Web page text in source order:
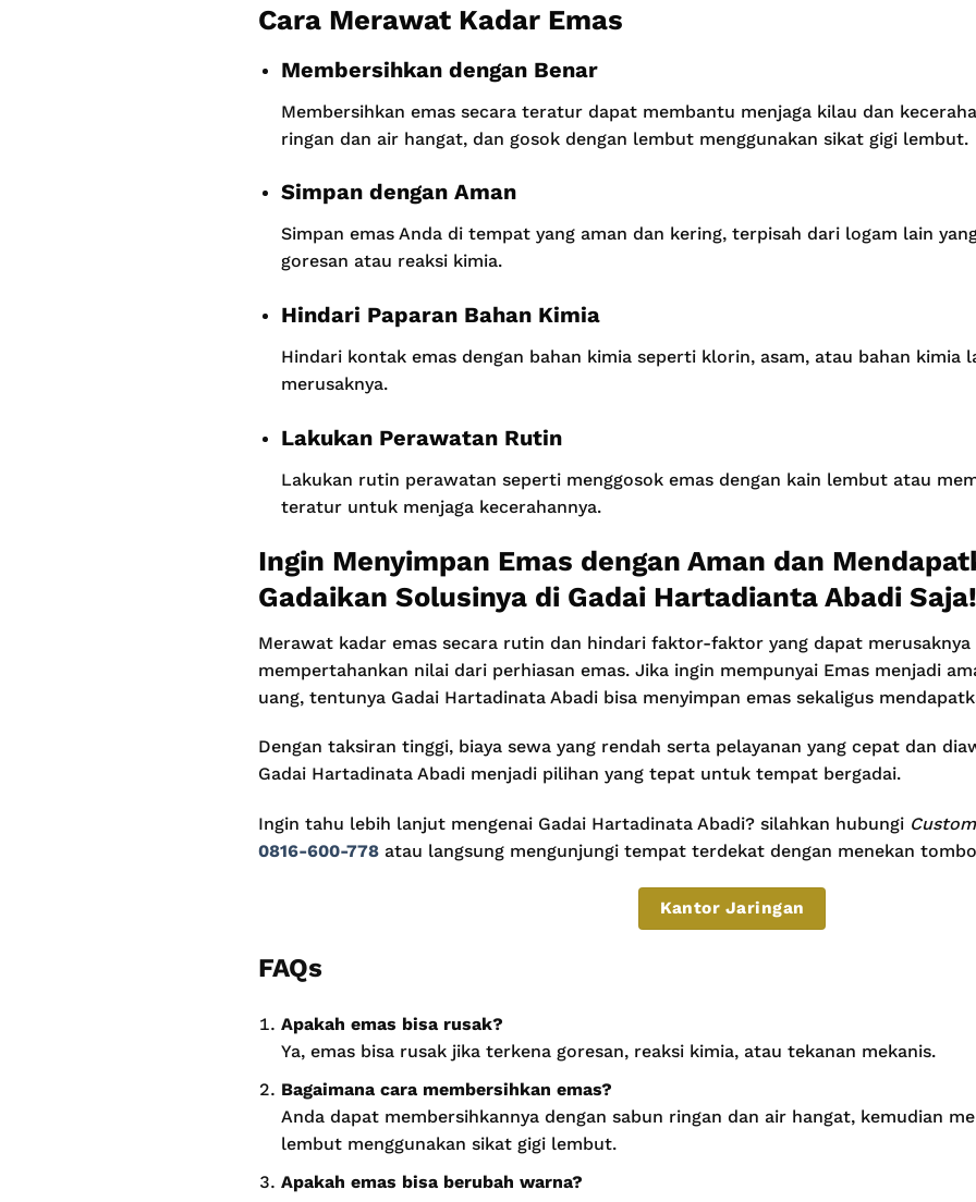
Cara Merawat Kadar Emas
Membersihkan dengan Benar
Membersihkan emas secara teratur dapat membantu menjaga kilau dan
ringan dan air hangat, dan gosok dengan lembut menggunakan sikat gigi lembut.
Simpan dengan Aman
Simpan emas Anda di tempat yang aman dan kering, terpisah dari logam lain
goresan atau reaksi kimia.
Hindari Paparan Bahan Kimia
Hindari kontak emas dengan bahan kimia seperti klorin, asam, atau bahan kimia
merusaknya.
Lakukan Perawatan Rutin
Lakukan rutin perawatan seperti menggosok emas dengan kain lembut atau
teratur untuk menjaga kecerahannya.
Ingin Menyimpan Emas dengan Aman dan
Gadaikan Solusinya di Gadai Hartadianta Abadi Saja!
Merawat kadar emas secara rutin dan hindari faktor-faktor yang dapat
mempertahankan nilai dari perhiasan emas. Jika ingin mempunyai Emas menjadi
uang, tentunya Gadai Hartadinata Abadi bisa menyimpan emas sekaligus
Dengan taksiran tinggi, biaya sewa yang rendah serta pelayanan yang cepat dan
Gadai Hartadinata Abadi menjadi pilihan yang tepat untuk tempat bergadai.
Ingin tahu lebih lanjut mengenai Gadai Hartadinata Abadi? silahkan hubungi
0816-600-778 atau langsung mengunjungi tempat terdekat dengan menekan
Kantor Jaringan
FAQs
Apakah emas bisa rusak?
Ya, emas bisa rusak jika terkena goresan, reaksi kimia, atau tekanan mekanis.
Bagaimana cara membersihkan emas?
Anda dapat membersihkannya dengan sabun ringan dan air hangat, kemudian
lembut menggunakan sikat gigi lembut.
Apakah emas bisa berubah warna?